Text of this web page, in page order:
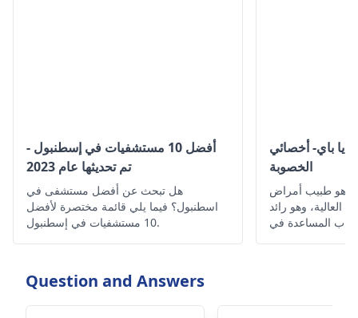
أفضل 10 مستشفيات في إسطنبول -
تم تحديثها عام 2023
هل تبحث عن أفضل مستشفى في
اسطنبول؟ فيما يلي قائمة مختصرة لأفضل
10 مستشفيات في إسطنبول.
باي- أخصائي
الخصوبة
هو طبيب أمراض
العالية، وهو رائد
المساعدة في
Question and Answers